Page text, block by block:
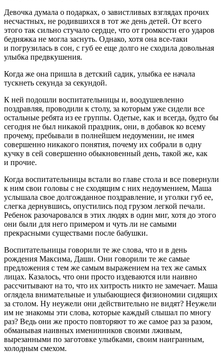
Девочка думала о подарках, о завистливых взглядах прочих
несчастных, не родившихся в тот же день детей. От всего
этого так сильно стучало сердце, что от громкости его ударов
бедняжка не могла заснуть. Однако, хотя она все-таки
и погрузилась в сон, с губ ее еще долго не сходила довольная
улыбка предвкушения.
Когда же она пришла в детский садик, улыбка ее начала
тускнеть секунда за секундой.
К ней подошли воспитательницы и, воодушевленно
поздравляя, проводили к столу, за которым уже сидели все
остальные ребята из ее группы. Одетые, как и всегда, будто бы
сегодня не был никакой праздник, они, в добавок ко всему
прочему, пребывали в полнейшем недоумении, не имея
совершенно никакого понятия, почему их собрали в одну
кучку в сей совершенно обыкновенный день, такой же, как
и прочие.
Когда воспитательницы встали во главе стола и все повернули
к ним свои головы с не сходящим с них недоумением, Маша
услышала свое долгожданное поздравление, и уголки губ ее,
слегка дернувшись, опустились под грузом легкой печали.
Ребенок разочаровался в этих людях в один миг, хотя до этого
они были для него примером и чуть ли не самыми
прекрасными существами после бабушки.
Воспитательницы говорили те же слова, что и в день
рождения Максима, Даши. Они говорили те же самые
предложения с тем же самым выражением на тех же самых
лицах. Казалось, что они просто издеваются или наивно
рассчитывают на то, что их хитрость никто не замечает. Маша
оглядела внимательные и улыбающиеся физиономии сидящих
за столом. Ну неужели они действительно не видят? Неужели
им не знакомы эти слова, которые каждый слышал по многу
раз? Ведь они же просто повторяют то же самое раз за разом,
обманывая наивных именинников своими лживым,
вырезанными по заготовке улыбками, своим наигранным,
холодным смехом.